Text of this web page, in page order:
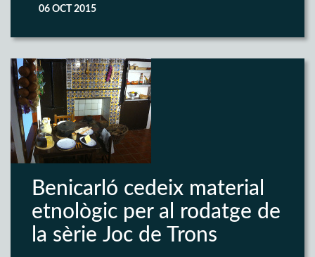
06 OCT 2015
Benicarló cedeix material
etnològic per al rodatge de
la sèrie Joc de Trons